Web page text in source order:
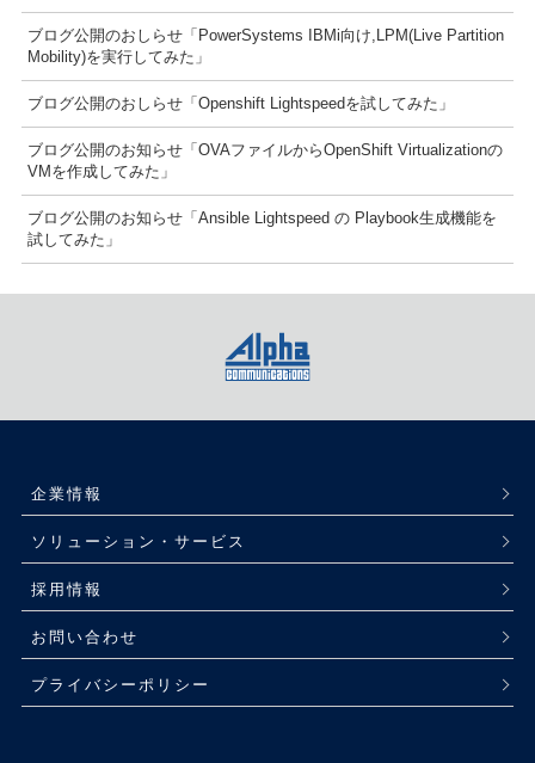
ブログ公開のおしらせ「PowerSystems IBMi向け,LPM(Live Partition
Mobility)を実行してみた」
ブログ公開のおしらせ「Openshift Lightspeedを試してみた」
ブログ公開のお知らせ「OVAファイルからOpenShift Virtualizationの
VMを作成してみた」
ブログ公開のお知らせ「Ansible Lightspeed の Playbook生成機能を
試してみた」
企業情報
ソリューション・サービス
採用情報
お問い合わせ
プライバシーポリシー